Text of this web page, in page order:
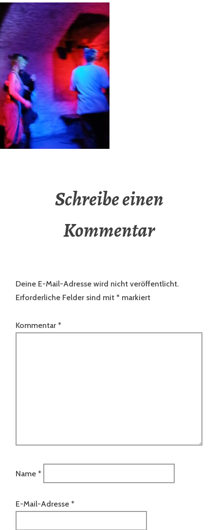
Schreibe einen
Kommentar
Deine E-Mail-Adresse wird nicht veröffentlicht.
Erforderliche Felder sind mit * markiert
Kommentar *
Name *
E-Mail-Adresse *